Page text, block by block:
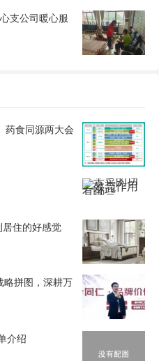
支公司暖心服
药食同源两大会
住的好感觉
略拼图，深耕万
介绍